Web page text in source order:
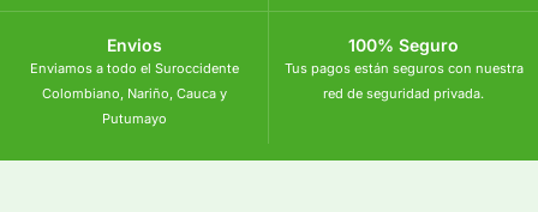
Envios
Enviamos a todo el Suroccidente
Colombiano, Nariño, Cauca y
Putumayo
100% Seguro
Tus pagos están seguros con nuestra
red de seguridad privada.